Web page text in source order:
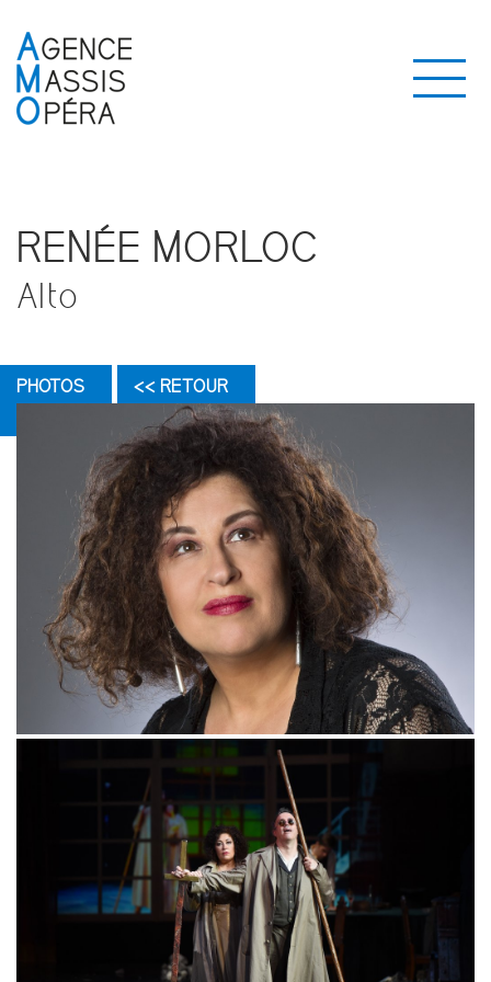
RENÉE MORLOC
Alto
PHOTOS << RETOUR